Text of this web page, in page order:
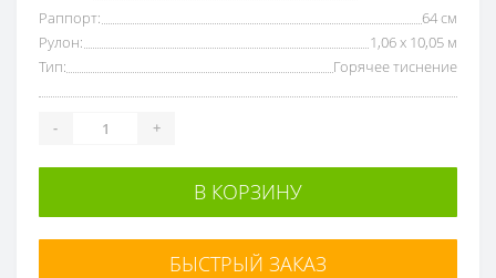
Раппорт:
64 см
Рулон:
1,06 x 10,05 м
Тип:
Горячее тиснение
- +
В КОРЗИНУ
БЫСТРЫЙ ЗАКАЗ